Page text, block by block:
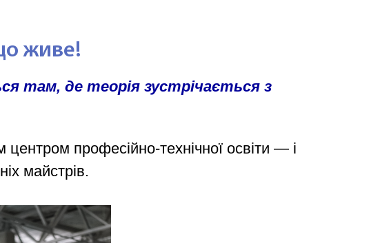
живе!
там, де теорія зустрічається з
професійно-технічної освіти — і
майстрів.